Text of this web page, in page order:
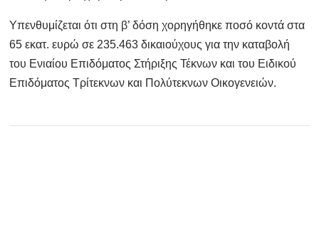
Υπενθυμίζεται ότι στη β’ δόση χορηγήθηκε ποσό κοντά στα
65 εκατ. ευρώ σε 235.463 δικαιούχους για την καταβολή
του Ενιαίου Επιδόματος Στήριξης Τέκνων και του Ειδικού
Επιδόματος Τρίτεκνων και Πολύτεκνων Οικογενειών.